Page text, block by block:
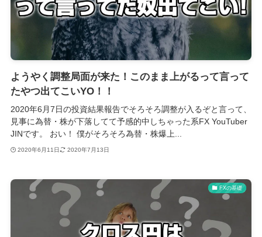
ようやく調整局面が来た！このまま上がるって言って
たやつ出てこいYO！！
2020年6月7日の投資結果報告でそろそろ調整が入るぞと言って、
見事に為替・株が下落してて予感的中しちゃった系FX YouTuber
JINです。 おい！ 僕がそろそろ為替・株爆上...
2020年6月11日 2020年7月13日
FXの基礎